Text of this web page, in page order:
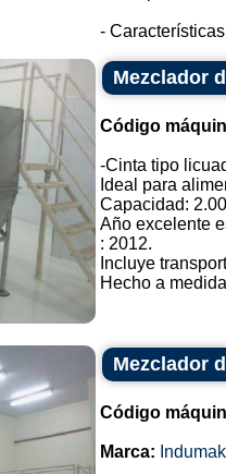
-
Mezclador
Código
-Cinta tipo
Ideal para
Capacidad:
Año excelente
: 2012.
Incluye
Hecho a
Mezclador
Código
Marca: Indumak